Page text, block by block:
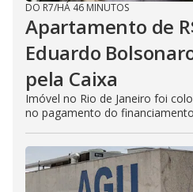
DO R7/HÁ 46 MINUTOS
Apartamento de
Eduardo
pela Caixa
Imóvel no Rio de Janeiro foi
no pagamento do financiamento